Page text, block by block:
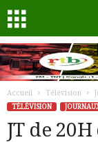
Accueil Télévision
TÉLÉVISION
JT de